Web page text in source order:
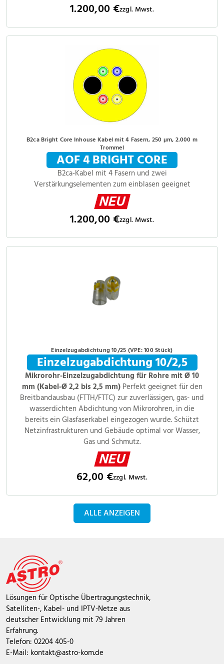
1.200,00 €zzgl. Mwst.
B2ca Bright Core Inhouse Kabel mit 4 Fasern, 250 µm, 2.000 m
Trommel
AOF 4 BRIGHT CORE
B2ca-Kabel mit 4 Fasern und zwei
Verstärkungselementen zum einblasen geeignet
1.200,00 €zzgl. Mwst.
Einzelzugabdichtung 10/25 (VPE: 100 Stück)
Einzelzugabdichtung 10/2,5
Mikrorohr-Einzelzugabdichtung für Rohre mit Ø 10
mm (Kabel-Ø 2,2 bis 2,5 mm)Perfekt geeignet für den
Breitbandausbau (FTTH/FTTC) zur zuverlässigen, gas- und
wasserdichten Abdichtung von Mikrorohren, in die
bereits ein Glasfaserkabel eingezogen wurde. Schützt
Netzinfrastrukturen und Gebäude optimal vor Wasser,
Gas und Schmutz.
62,00 €zzgl. Mwst.
ALLE ANZEIGEN
Lösungen für Optische Übertragungstechnik,
Satelliten-, Kabel- und IPTV-Netze aus
deutscher Entwicklung mit 79 Jahren
Erfahrung.
Telefon: 02204 405-0
E-Mail: kontakt@astro-kom.de